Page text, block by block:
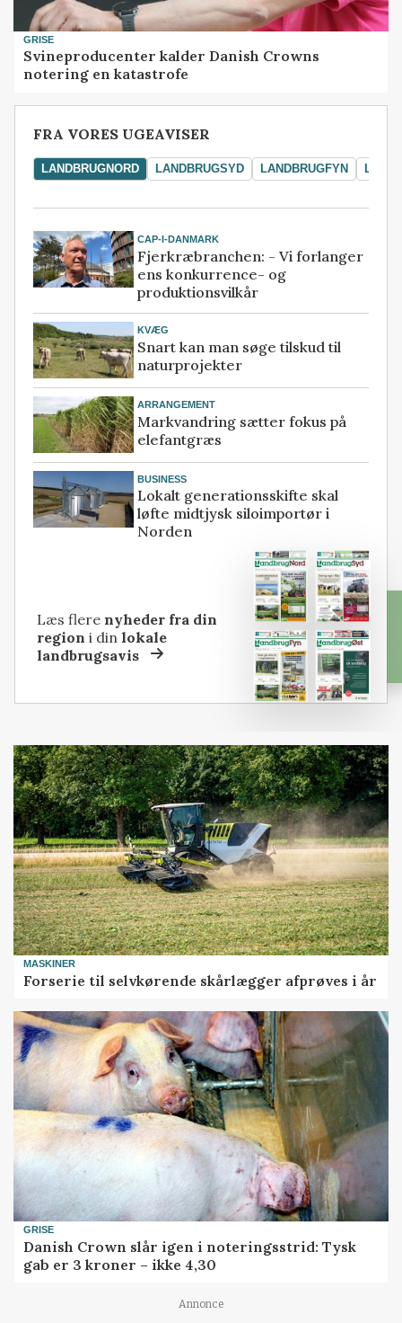
GRISE
Svineproducenter kalder Danish Crowns
notering en katastrofe
FRA VORES UGEAVISER
LANDBRUGNORD LANDBRUGSYD LANDBRUGFYN
CAP-I-DANMARK
Fjerkræbranchen: - Vi forlanger
ens konkurrence- og
produktionsvilkår
KVÆG
Snart kan man søge tilskud til
naturprojekter
ARRANGEMENT
Markvandring sætter fokus på
elefantgræs
BUSINESS
Lokalt generationsskifte skal
løfte midtjysk siloimportør i
Norden
Læs flere nyheder fra din
region i dinlokale
landbrugsavis
MASKINER
Forserie til selvkørende skårlægger afprøves i år
GRISE
Danish Crown slår igen i noteringsstrid: Tysk
gab er 3 kroner – ikke 4,30
Annonce